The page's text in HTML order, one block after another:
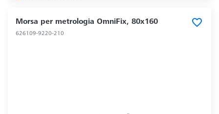
Morsa per metrologia OmniFix, 80x160
626109-9220-210